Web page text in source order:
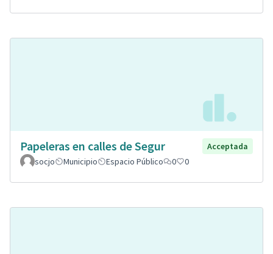
Papeleras en calles de Segur
Acceptada
socjo
Municipio Espacio Público 0 0